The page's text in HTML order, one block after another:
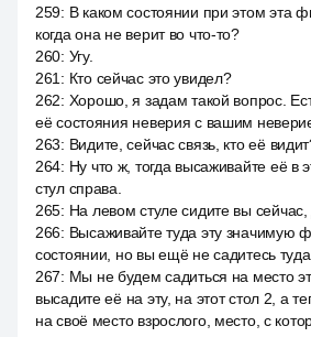
259: В каком состоянии при этом эта
когда она не верит во что-то?
260: Угу.
261 : Кто сейчас это увидел?
262: Хорошо, я задам такой вопрос.
её состояния неверия с вашим
263: Видите, сейчас связь, кто её
264: Ну что ж, тогда высаживайте её в
стул справа.
265: На левом стуле сидите вы сейчас,
266: Высаживайте туда эту значимую
состоянии, но вы ещё не садитесь туда.
267: Мы не будем садиться на место
высадите её на эту, на этот стол 2, а
на своё место взрослого, место, с